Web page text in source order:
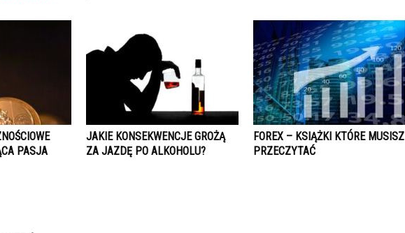
PASJA
JAKIE KONSEKWENCJE GROŻĄ
ZA JAZDĘ PO ALKOHOLU?
FOREX – KSIĄŻKI KTÓRE MUSISZ
PRZECZYTAĆ